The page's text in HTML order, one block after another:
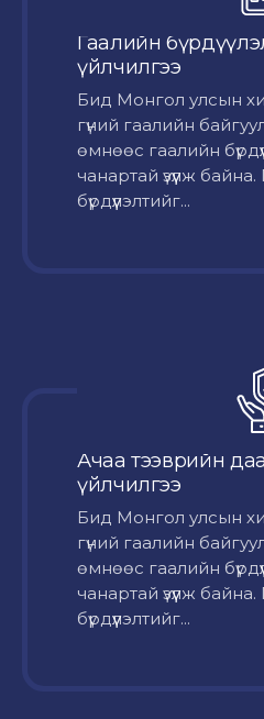
Гаалийн
үйлчилгээ
Бид Монгол улсын
гүний гаалийн
өмнөөс гаалийн
чанартай үзүүлж
бүрдүүлэлтийг...
Ачаа тээврийн
үйлчилгээ
Бид Монгол улсын
гүний гаалийн
өмнөөс гаалийн
чанартай үзүүлж
бүрдүүлэлтийг...